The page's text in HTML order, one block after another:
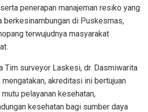
penerapan manajeman resiko yang
berkesinambungan di Puskesmas,
terwujudnya masyarakat
Tim surveyor Laskesi, dr. Dasmiwarita
akreditasi ini bertujuan
pelayanan kesehatan,
kesehatan bagi sumber daya